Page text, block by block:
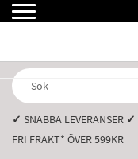
✓ SNABBA LEVERANSER️ ✓
FRI FRAKT* ÖVER 599KR️